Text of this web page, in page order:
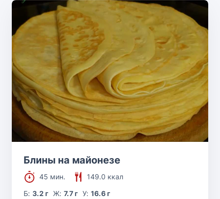
Блины на майонезе
45 мин.
149.0 ккал
Б:3.2 г Ж: 7.7 г У: 16.6 г